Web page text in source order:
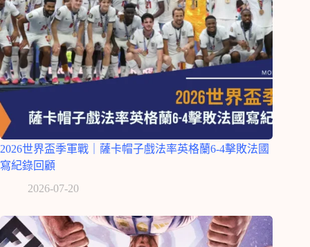
2026世界盃季軍戰｜薩卡帽子戲法率英格蘭6-4擊敗法國
寫紀錄回顧
2026-07-20